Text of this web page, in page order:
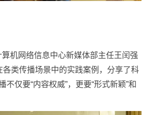
机网络信息中心新媒体部主任王闰强
各类传播场景中的实践案例，分享了科
仅要“内容权威”，更要“形式新颖”和